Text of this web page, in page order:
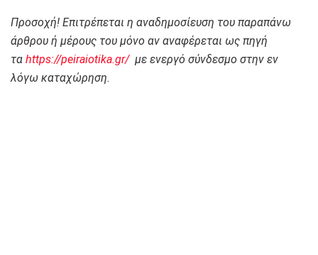
Προσοχή! Επιτρέπεται η αναδημοσίευση του παραπάνω
άρθρου ή μέρους του μόνο αν αναφέρεται ως πηγή
τα https://peiraiotika.gr/με ενεργό σύνδεσμο στην εν
λόγω καταχώρηση.